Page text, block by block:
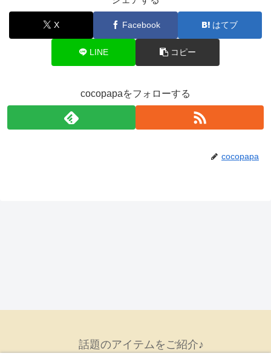
X Facebook はてブ
LINE コピー
cocopapaをフォローする
cocopapa
話題のアイテムをご紹介♪